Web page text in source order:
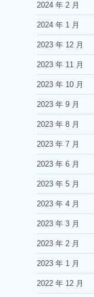
2024 年 2 月
2024 年 1 月
2023 年 12 月
2023 年 11 月
2023 年 10 月
2023 年 9 月
2023 年 8 月
2023 年 7 月
2023 年 6 月
2023 年 5 月
2023 年 4 月
2023 年 3 月
2023 年 2 月
2023 年 1 月
2022 年 12 月